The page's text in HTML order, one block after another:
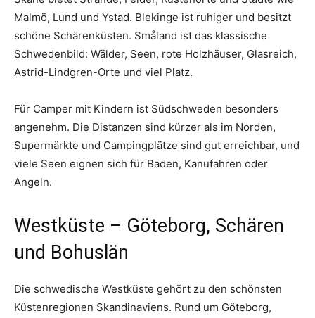
Malmö, Lund und Ystad. Blekinge ist ruhiger und besitzt
schöne Schärenküsten. Småland ist das klassische
Schwedenbild: Wälder, Seen, rote Holzhäuser, Glasreich,
Astrid-Lindgren-Orte und viel Platz.
Für Camper mit Kindern ist Südschweden besonders
angenehm. Die Distanzen sind kürzer als im Norden,
Supermärkte und Campingplätze sind gut erreichbar, und
viele Seen eignen sich für Baden, Kanufahren oder
Angeln.
Westküste – Göteborg, Schären
und Bohuslän
Die schwedische Westküste gehört zu den schönsten
Küstenregionen Skandinaviens. Rund um Göteborg,